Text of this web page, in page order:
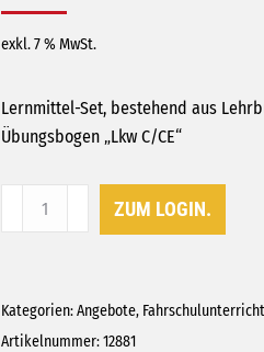
Kundenbewertung
exkl. 7 % MwSt.
Lernmittel-Set, bestehend aus
Übungsbogen „Lkw C/CE“
ZUM LOGIN.
Kategorien:Angebote, Fahrschulunterricht
Artikelnummer:12881